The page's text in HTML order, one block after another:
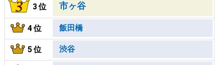
3位 市ヶ谷
4位 飯田橋
5位 渋谷